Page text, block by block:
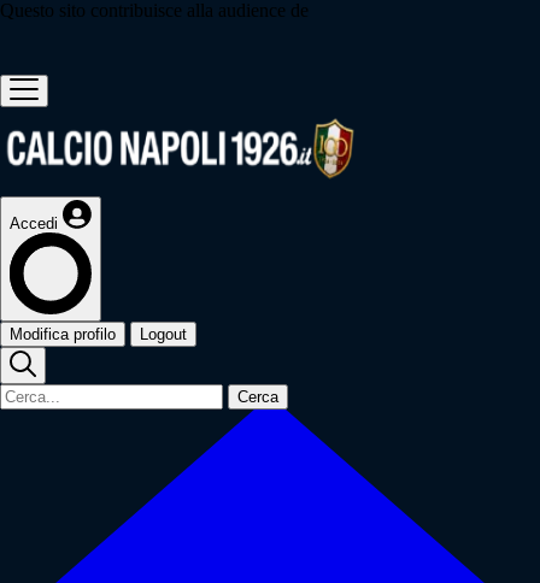
Questo sito contribuisce alla audience de
Accedi
Modifica profilo Logout
Cerca